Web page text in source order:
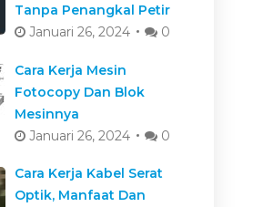
Tanpa Penangkal Petir
Januari 26, 2024
0
Cara Kerja Mesin
Fotocopy Dan Blok
Mesinnya
Januari 26, 2024
0
Cara Kerja Kabel Serat
Optik, Manfaat Dan